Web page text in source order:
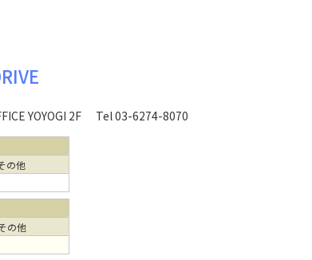
YOYOGI 2F Tel 03-6274-8070
の他
の他